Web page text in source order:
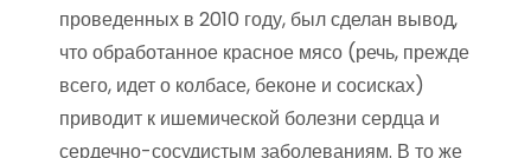
проведенных в 2010 году, был сделан вывод,
что обработанное красное мясо (речь, прежде
всего, идет о колбасе, беконе и сосисках)
приводит к ишемической болезни сердца и
сердечно-сосудистым заболеваниям. В то же